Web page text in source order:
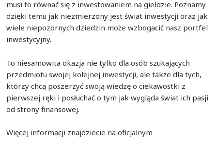
musi to równać się z inwestowaniem na giełdzie. Poznamy
dzięki temu jak niezmierzony jest świat inwestycji oraz jak
wiele niepozornych dziedzin może wzbogacić nasz portfel
inwestycyjny.
To niesamowita okazja nie tylko dla osób szukających
przedmiotu swojej kolejnej inwestycji, ale także dla tych,
którzy chcą poszerzyć swoją wiedzę o ciekawostki z
pierwszej ręki i posłuchać o tym jak wygląda świat ich pasji
od strony finansowej.
Więcej informacji znajdziecie na oficjalnym